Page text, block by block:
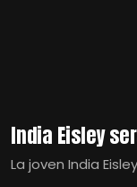
India Eisley
La joven India